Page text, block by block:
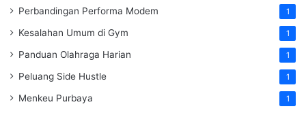
Perbandingan Performa Modem 1
Kesalahan Umum di Gym 1
Panduan Olahraga Harian 1
Peluang Side Hustle 1
Menkeu Purbaya 1